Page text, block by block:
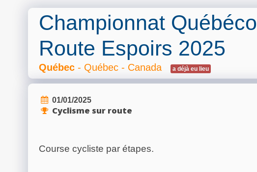
Championnat
Route Espoirs 2025
Québec - Québec - Canada a déjà eu lieu
01/01/2025
Cyclisme sur route
Course cycliste par étapes.